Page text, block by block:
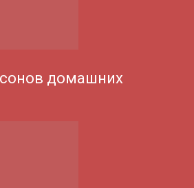
домашних